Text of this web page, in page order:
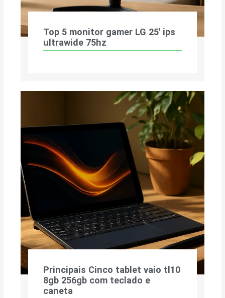
Top 5 monitor gamer LG 25′ ips
ultrawide 75hz
Principais Cinco tablet vaio tl10
8gb 256gb com teclado e
caneta